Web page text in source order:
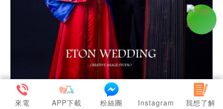
來電 APP下載 粉絲團 Instagram 我想了解